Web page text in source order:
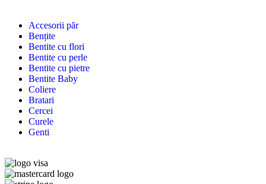
Accesorii păr
Bențite
Bentite cu flori
Bentite cu perle
Bentite cu pietre
Bentite Baby
Coliere
Bratari
Cercei
Curele
Genti